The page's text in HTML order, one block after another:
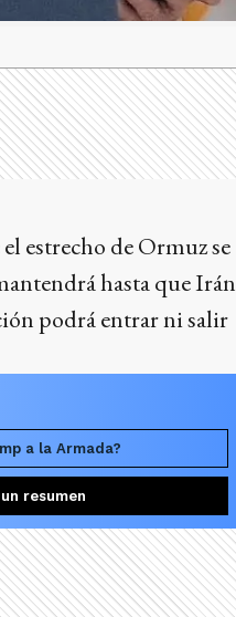
estrecho de Ormuz se
hasta que Irán
podrá entrar ni salir
a la Armada?
resumen